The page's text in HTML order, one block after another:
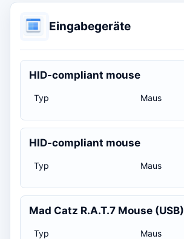
Eingabegeräte
HID-compliant mouse
Typ Maus
HID-compliant mouse
Typ Maus
Mad Catz R.A.T.7 Mouse (USB)
Typ Maus